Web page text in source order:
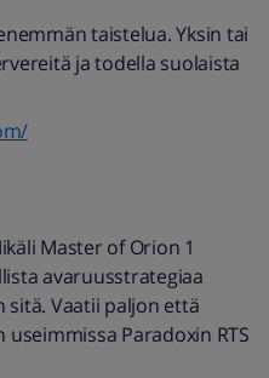
taistelua. Yksin tai
ja todella suolaista
Master of Orion 1
avaruusstrategiaa
sitä. Vaatii paljon että
Paradoxin RTS